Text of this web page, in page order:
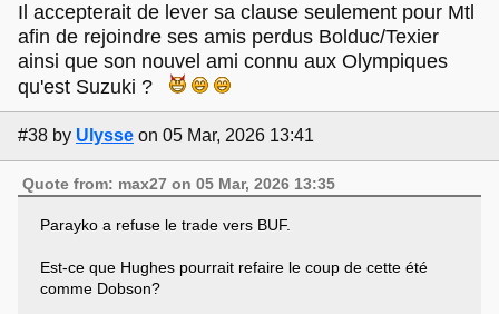
Il accepterait de lever sa clause seulement pour Mtl
afin de rejoindre ses amis perdus Bolduc/Texier
ainsi que son nouvel ami connu aux Olympiques
qu'est Suzuki ?
#38 by Ulysse on 05 Mar, 2026 13:41
Quote from: max27 on 05 Mar, 2026 13:35
Parayko a refuse le trade vers BUF.
Est-ce que Hughes pourrait refaire le coup de cette été
comme Dobson?